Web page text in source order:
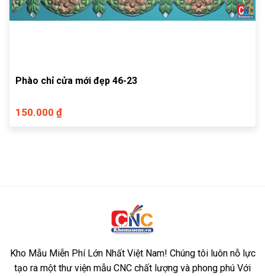
Phào chỉ cửa mới đẹp 46-23
150.000 ₫
Kho Mẫu Miễn Phí Lớn Nhất Việt Nam! Chúng tôi luôn nỗ lực
tạo ra một thư viện mẫu CNC chất lượng và phong phú Với